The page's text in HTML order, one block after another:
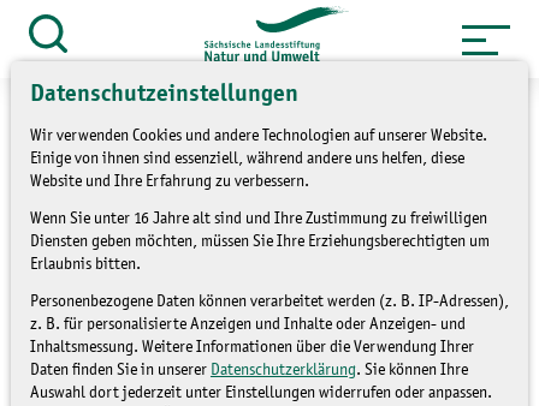
Datenschutzeinstellungen
Wir verwenden Cookies und andere Technologien auf unserer Website.
Einige von ihnen sind essenziell, während andere uns helfen, diese
Website und Ihre Erfahrung zu verbessern.
Wenn Sie unter 16 Jahre alt sind und Ihre Zustimmung zu freiwilligen
Diensten geben möchten, müssen Sie Ihre Erziehungsberechtigten um
Erlaubnis bitten.
Personenbezogene Daten können verarbeitet werden (z. B. IP-Adressen),
z. B. für personalisierte Anzeigen und Inhalte oder Anzeigen- und
Inhaltsmessung. Weitere Informationen über die Verwendung Ihrer
Daten finden Sie in unserer Datenschutzerklärung. Sie können Ihre
Auswahl dort jederzeit unter Einstellungen widerrufen oder anpassen.
Zum
Inhalt
springen
öffnen
Service » Presse und Medien
» Pressemitteilungen
„Bergwiesen –
Begegnungen“